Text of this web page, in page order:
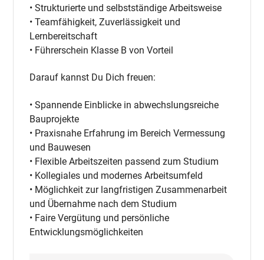
• Strukturierte und selbstständige Arbeitsweise
• Teamfähigkeit, Zuverlässigkeit und
Lernbereitschaft
• Führerschein Klasse B von Vorteil
Darauf kannst Du Dich freuen:
• Spannende Einblicke in abwechslungsreiche
Bauprojekte
• Praxisnahe Erfahrung im Bereich Vermessung
und Bauwesen
• Flexible Arbeitszeiten passend zum Studium
• Kollegiales und modernes Arbeitsumfeld
• Möglichkeit zur langfristigen Zusammenarbeit
und Übernahme nach dem Studium
• Faire Vergütung und persönliche
Entwicklungsmöglichkeiten